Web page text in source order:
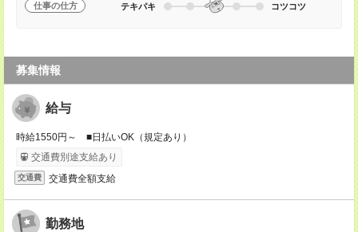
仕事の仕方 テキパキ コツコツ
募集情報
給与
時給1550円～ ■日払いOK（規定あり）
交通費別途支給あり
交通費 交通費全額支給
勤務地